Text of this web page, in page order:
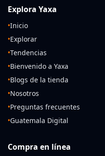
Explora Yaxa
•Inicio
•Explorar
•Tendencias
•Bienvenido a Yaxa
•Blogs de la tienda
•Nosotros
•Preguntas frecuentes
•Guatemala Digital
Compra en línea